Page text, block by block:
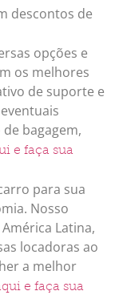
descontos de
opções e
os melhores
de suporte e
bagagem,
e faça sua
para sua
Nosso
Latina,
locadoras ao
a melhor
e faça sua